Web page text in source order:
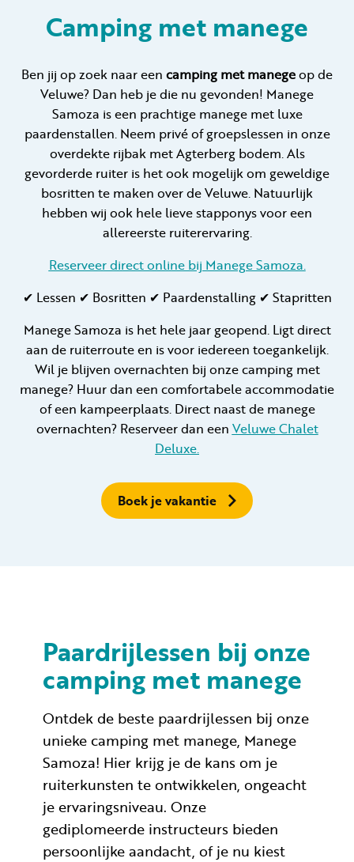
Particulier huren
+31 (0) 577 411 283
Gastinformatie
Contact
Werken bij
Mijn Samoza
Camping met manege
Ben jij op zoek naar een camping met manegeop de
Veluwe? Dan heb je die nu gevonden! Manege
Samoza is een prachtige manege met luxe
paardenstallen. Neem privé of groepslessen in onze
overdekte rijbak met Agterberg bodem. Als
gevorderde ruiter is het ook mogelijk om geweldige
bosritten te maken over de Veluwe. Natuurlijk
hebben wij ook hele lieve stapponys voor een
allereerste ruiterervaring.
Reserveer direct online bij Manege Samoza.
✔ Lessen ✔ Bosritten ✔ Paardenstalling ✔ Stapritten
Manege Samoza is het hele jaar geopend. Ligt direct
aan de ruiterroute en is voor iedereen toegankelijk.
Wil je blijven overnachten bij onze camping met
manege? Huur dan een comfortabele accommodatie
of een kampeerplaats. Direct naast de manege
overnachten? Reserveer dan een Veluwe Chalet
Deluxe.
Boek je vakantie
Paardrijlessen bij onze
camping met manege
Ontdek de beste paardrijlessen bij onze
unieke camping met manege, Manege
Samoza! Hier krijg je de kans om je
ruiterkunsten te ontwikkelen, ongeacht
je ervaringsniveau. Onze
gediplomeerde instructeurs bieden
persoonlijke aandacht, of je nu kiest